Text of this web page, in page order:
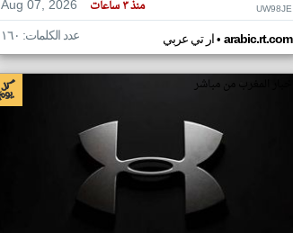
Aug 07, 2026
منذ ٣ ساعات UW98JE
ار تي عربي• arabic.rt.com عدد الكلمات: ١٦٠
اخبار المغرب من مباشر